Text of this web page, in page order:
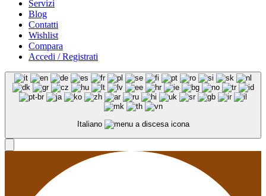
Servizi
Blog
Contatti
Wishlist
Compara
Accedi / Registrati
Italiano